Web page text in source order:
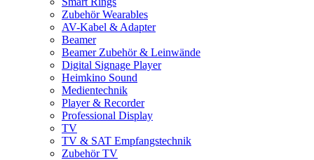
Zubehör Wearables
AV-Kabel & Adapter
Beamer
Beamer Zubehör & Leinwände
Digital Signage Player
Heimkino Sound
Medientechnik
Player & Recorder
Professional Display
TV
TV & SAT Empfangstechnik
Zubehör TV